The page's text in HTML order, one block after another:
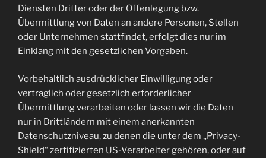
Diensten Dritter oder der Offenlegung bzw.
Übermittlung von Daten an andere Personen, Stellen
oder Unternehmen stattfindet, erfolgt dies nur im
Einklang mit den gesetzlichen Vorgaben.
Vorbehaltlich ausdrücklicher Einwilligung oder
vertraglich oder gesetzlich erforderlicher
Übermittlung verarbeiten oder lassen wir die Daten
nur in Drittländern mit einem anerkannten
Datenschutzniveau, zu denen die unter dem „Privacy-
Shield“ zertifizierten US-Verarbeiter gehören, oder auf